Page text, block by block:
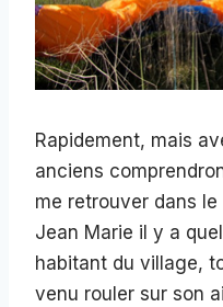
Rapidement, mais
anciens
me retrouver dans
Jean Marie il y a
habitant du village,
venu rouler sur son